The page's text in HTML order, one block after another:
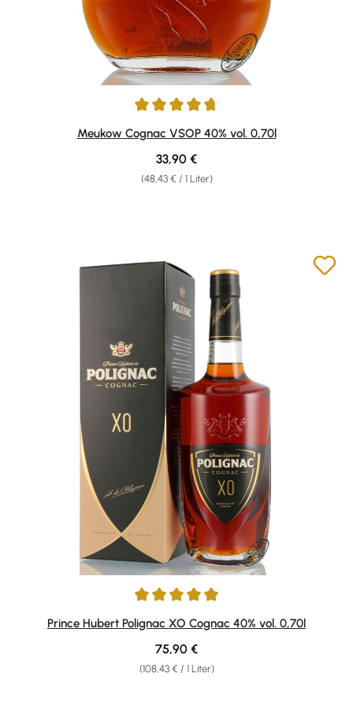
Durchschnittliche Bewertung von 4.75 von 5 Sternen
Meukow Cognac VSOP 40% vol. 0,70l
(48,43 € / 1 Liter)
Regulärer Preis:
33,90 €
Durchschnittliche Bewertung von 4.88 von 5 Sternen
Prince Hubert Polignac XO Cognac 40% vol. 0,70l
(108,43 € / 1 Liter)
Regulärer Preis:
75,90 €